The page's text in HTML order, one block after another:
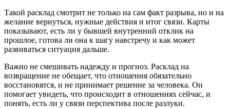
Такой расклад смотрит не только на сам факт разрыва, но и на
желание вернуться, нужные действия и итог связи. Карты
показывают, есть ли у бывшей внутренний отклик на
прошлое, готова ли она к шагу навстречу и как может
развиваться ситуация дальше.
Важно не смешивать надежду и прогноз. Расклад на
возвращение не обещает, что отношения обязательно
восстановятся, и не принимает решение за человека. Он
помогает увидеть, что происходит в отношениях сейчас, и
понять, есть ли у связи перспектива после разлуки.